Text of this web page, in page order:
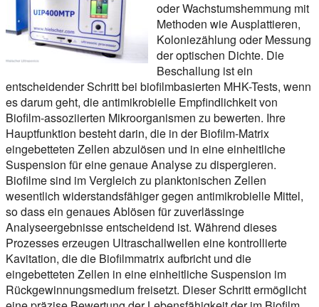
oder Wachstumshemmung mit
Methoden wie Ausplattieren,
Koloniezählung oder Messung
der optischen Dichte. Die
Beschallung ist ein
entscheidender Schritt bei biofilmbasierten MHK-Tests, wenn
es darum geht, die antimikrobielle Empfindlichkeit von
Biofilm-assoziierten Mikroorganismen zu bewerten. Ihre
Hauptfunktion besteht darin, die in der Biofilm-Matrix
eingebetteten Zellen abzulösen und in eine einheitliche
Suspension für eine genaue Analyse zu dispergieren.
Biofilme sind im Vergleich zu planktonischen Zellen
wesentlich widerstandsfähiger gegen antimikrobielle Mittel,
so dass ein genaues Ablösen für zuverlässinge
Analyseergebnisse entscheidend ist. Während dieses
Prozesses erzeugen Ultraschallwellen eine kontrollierte
Kavitation, die die Biofilmmatrix aufbricht und die
eingebetteten Zellen in eine einheitliche Suspension im
Rückgewinnungsmedium freisetzt. Dieser Schritt ermöglicht